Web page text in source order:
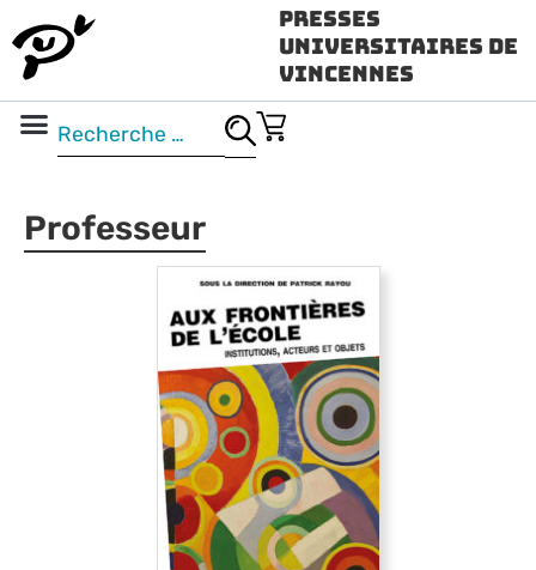
Presses
Universitaires de
Vincennes
Professeur